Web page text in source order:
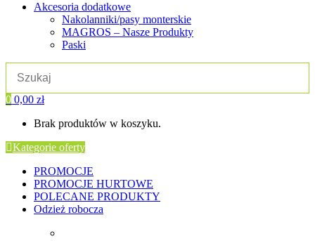
Akcesoria dodatkowe
Nakolanniki/pasy monterskie
MAGROS – Nasze Produkty
Paski
0 0,00 zł
Brak produktów w koszyku.
Kategorie oferty
PROMOCJE
PROMOCJE HURTOWE
POLECANE PRODUKTY
Odzież robocza